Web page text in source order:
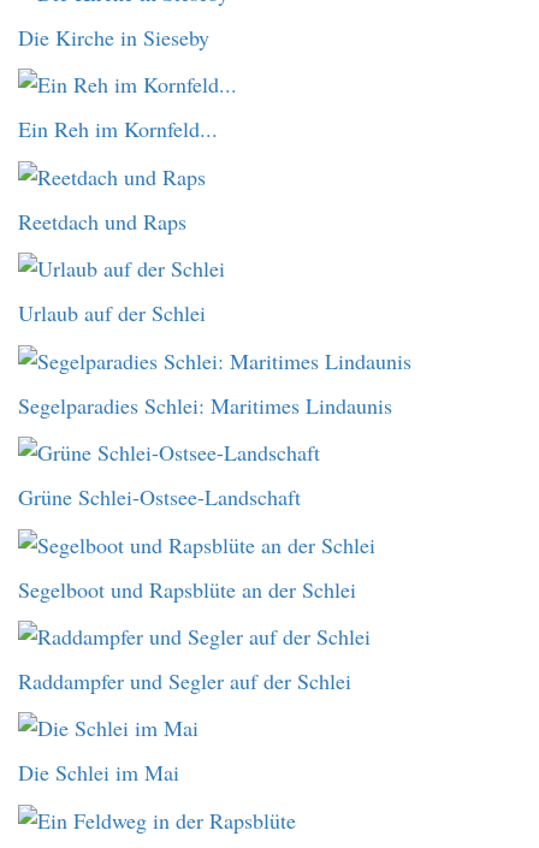
Die Kirche in Sieseby
Ein Reh im Kornfeld...
Reetdach und Raps
Urlaub auf der Schlei
Segelparadies Schlei: Maritimes Lindaunis
Grüne Schlei-Ostsee-Landschaft
Segelboot und Rapsblüte an der Schlei
Raddampfer und Segler auf der Schlei
Die Schlei im Mai